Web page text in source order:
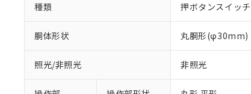
種類 押ボタンスイッチ
胴体形状 丸胴形(φ30mm)
照光/非照光 非照光